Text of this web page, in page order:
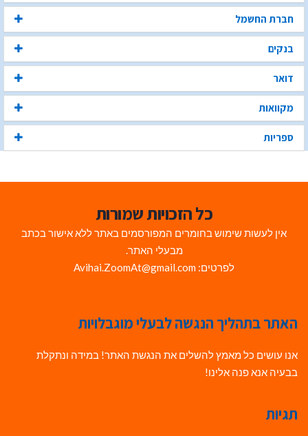
חברת החשמל
בנקים
דואר
מקוואות
ספריות
כל הזכויות שמורות
אין לעשות שימוש בחומרים המפורסמים באתר ללא אישור בכתב
מבעלי האתר.
לפרטים: Avihai.ZoomAt@gmail.com
האתר בתהליך הנגשה לבעלי מוגבלויות
אנו עושים כל מאמץ להשלים את הנגשת האתר! במידה ונתקלת
בבעיה אנא פנה אלינו!
תגיות